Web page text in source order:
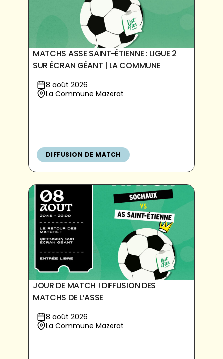
MATCHS ASSE SAINT-ÉTIENNE : LIGUE 2
SUR ÉCRAN GÉANT | LA COMMUNE
8 août 2026
La Commune Mazerat
DIFFUSION DE MATCH
JOUR DE MATCH ! DIFFUSION DES
MATCHS DE L’ASSE
8 août 2026
La Commune Mazerat